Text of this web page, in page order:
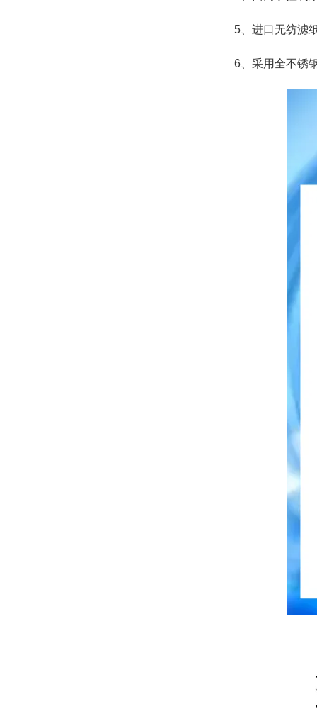
5、进口无纺滤纸
6、采用全不锈钢